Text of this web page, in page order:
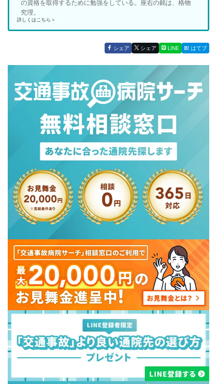
の資格を取得するために勉強をしている。座右の銘は、格物
究理。
詳しくはこちら＞
シェア シェア LINE はてブ